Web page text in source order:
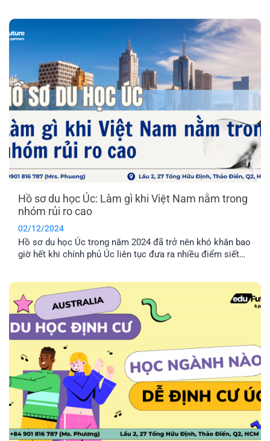
Hồ sơ du học Úc: Làm gì khi Việt Nam nằm trong
nhóm rủi ro cao
02/12/2024
Hồ sơ du học Úc trong năm 2024 đã trở nên khó khăn bao
giờ hết khi chính phủ Úc liên tục đưa ra nhiều điểm siết
mức 3 trong Assessment Level, khiến việc xét duyệt hồ sơ
cho sinh viên Việt Nam trở nên khó khăn hơn bao giờ hết.